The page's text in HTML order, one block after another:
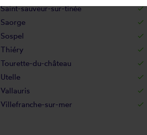
Saint-sauveur-sur-tinée
Saorge
Sospel
Thiéry
Tourette-du-château
Utelle
Vallauris
Villefranche-sur-mer